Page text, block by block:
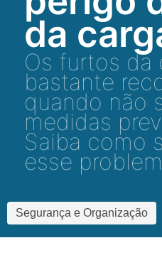
da
Os furtos da
bastante
quando não
medidas
Saiba como
esse
Segurança e Organização